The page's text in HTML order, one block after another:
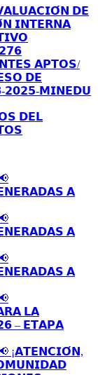
𝗗𝗘
𝗜𝗡𝗧𝗘𝗥𝗡𝗔
𝗔𝗣𝗧𝗢𝗦/
𝗗𝗘
𝟮𝟬𝟮𝟱-𝗠𝗜𝗡𝗘𝗗𝗨
𝗗𝗘𝗟
𝗔
𝗔
𝗔
𝗟𝗔
– 𝗘𝗧𝗔𝗣𝗔
¡𝗔𝗧𝗘𝗡𝗖𝗜𝗢́𝗡,